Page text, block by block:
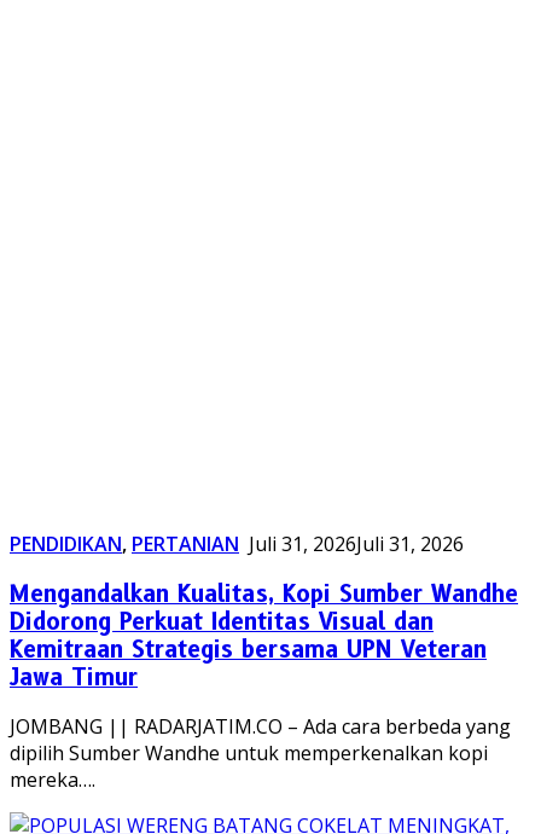
PENDIDIKAN, PERTANIAN Juli 31, 2026Juli 31, 2026
Mengandalkan Kualitas, Kopi Sumber Wandhe
Didorong Perkuat Identitas Visual dan
Kemitraan Strategis bersama UPN Veteran
Jawa Timur
JOMBANG || RADARJATIM.CO – Ada cara berbeda yang
dipilih Sumber Wandhe untuk memperkenalkan kopi
mereka….